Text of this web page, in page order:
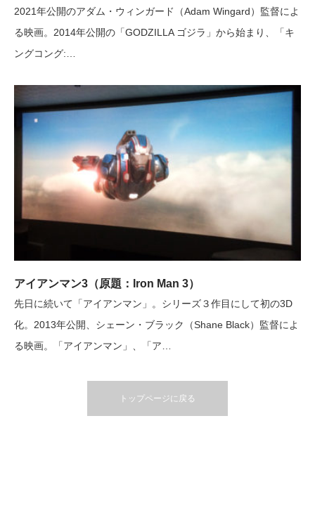
2021年公開のアダム・ウィンガード（Adam Wingard）監督によ
る映画。2014年公開の「GODZILLA ゴジラ」から始まり、「キ
ングコング:…
アイアンマン3（原題：Iron Man 3）
先日に続いて「アイアンマン」。シリーズ３作目にして初の3D
化。2013年公開、シェーン・ブラック（Shane Black）監督によ
る映画。「アイアンマン」、「ア…
トップページに戻る